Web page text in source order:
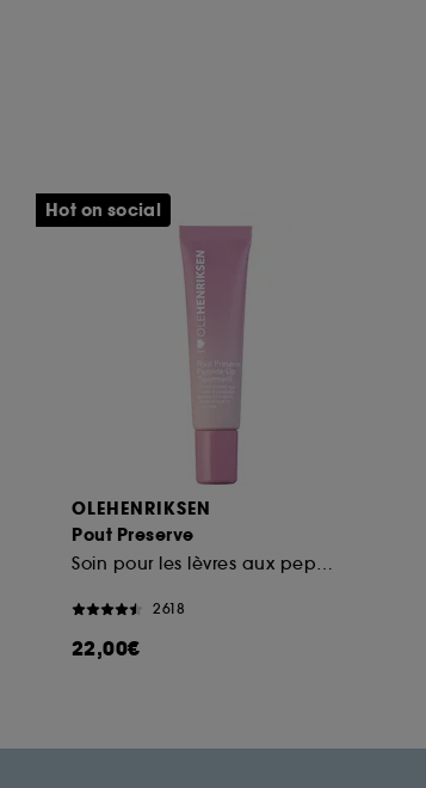
OLEHENRIKSEN
Pout Preserve
Soin pour les lèvres aux peptides
2618
22,00€
Hot on social